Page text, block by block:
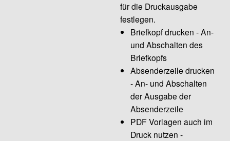
für die Druckausgabe
festlegen.
Briefkopf drucken - An-
und Abschalten des
Briefkopfs
Absenderzeile drucken
- An- und Abschalten
der Ausgabe der
Absenderzeile
PDF Vorlagen auch im
Druck nutzen -